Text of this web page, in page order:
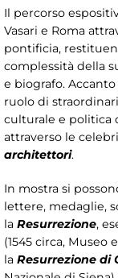
Il percorso
Vasari e Roma
pontificia,
complessità della
e biografo.
ruolo di
culturale e politica
attraverso le celebri
architettori.
In mostra si
lettere, medaglie,
la Resurrezione,
(1545 circa, Museo
la Resurrezione di